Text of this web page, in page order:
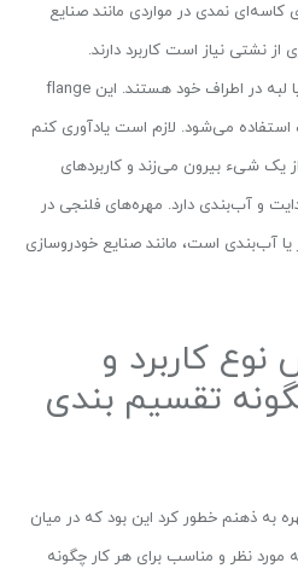
نمدی در مواردی مانند صنایع
نشتی نیاز است کاربرد دارند.
مهره‌های فلنجی دارای یک flange یا لبه در اطراف خود هستند. این flange
می‌شود. لازم است یادآوری کنم
شیء بیرون می‌زند و کاربردهای
و آب‌بندی دارد. مهره‌های فلنجی در
آب‌بندی است، مانند صنایع خودروسازی
کاربرد و
تقسیم­ بندی
به ذهنم خطور کرد این بود که در میان
مورد نظر و مناسب برای هر کار چگونه